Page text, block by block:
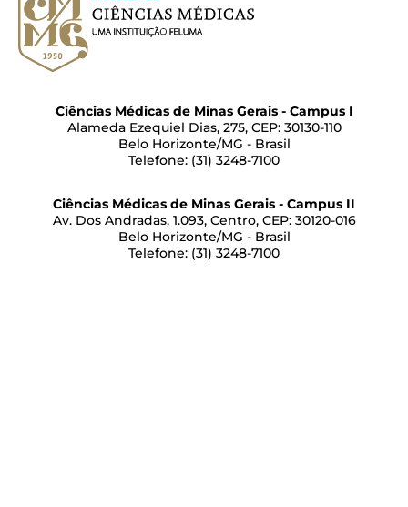
Ciências Médicas de Minas Gerais - Campus I
Alameda Ezequiel Dias, 275, CEP: 30130-110
Belo Horizonte/MG - Brasil
Telefone: (31) 3248-7100
Ciências Médicas de Minas Gerais - Campus II
Av. Dos Andradas, 1.093, Centro, CEP: 30120-016
Belo Horizonte/MG - Brasil
Telefone: (31) 3248-7100